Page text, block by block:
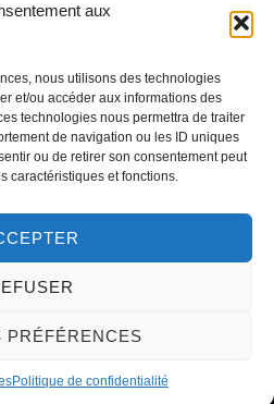
aux
nous utilisons des technologies
et/ou accéder aux informations des
technologies nous permettra de traiter
de navigation ou les ID uniques
ou de retirer son consentement peut
caractéristiques et fonctions.
PRÉFÉRENCES
Politique de confidentialité
de contact
Saint Aupre
6 62 14 20 50
légales |Politique de confidentialité